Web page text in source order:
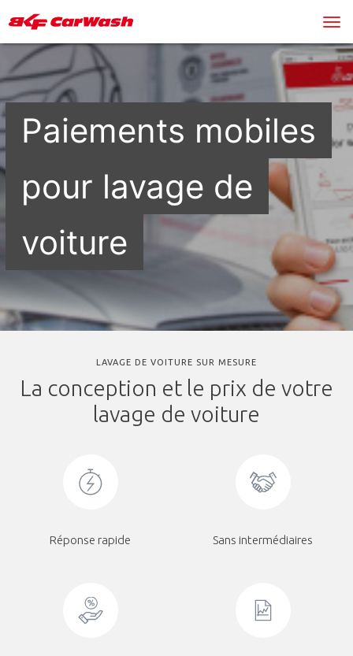
mobiles
de
CONTACTEZ
LAVAGE DE VOITURE SUR MESURE
La conception et le prix de votre
lavage de voiture
Réponse rapide Sans intermédiaires